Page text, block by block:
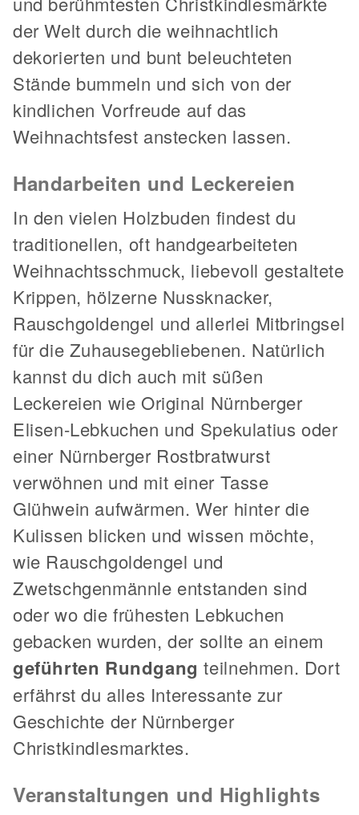
der Welt durch die weihnachtlich
dekorierten und bunt beleuchteten
Stände bummeln und sich von der
kindlichen Vorfreude auf das
Weihnachtsfest anstecken lassen.
Handarbeiten und Leckereien
In den vielen Holzbuden findest du
traditionellen, oft handgearbeiteten
Weihnachtsschmuck, liebevoll gestaltete
Krippen, hölzerne Nussknacker,
Rauschgoldengel und allerlei Mitbringsel
für die Zuhausegebliebenen. Natürlich
kannst du dich auch mit süßen
Leckereien wie Original Nürnberger
Elisen-Lebkuchen und Spekulatius oder
einer Nürnberger Rostbratwurst
verwöhnen und mit einer Tasse
Glühwein aufwärmen. Wer hinter die
Kulissen blicken und wissen möchte,
wie Rauschgoldengel und
Zwetschgenmännle entstanden sind
oder wo die frühesten Lebkuchen
gebacken wurden, der sollte an einem
geführten Rundgang teilnehmen. Dort
erfährst du alles Interessante zur
Geschichte der Nürnberger
Christkindlesmarktes.
Veranstaltungen und Highlights